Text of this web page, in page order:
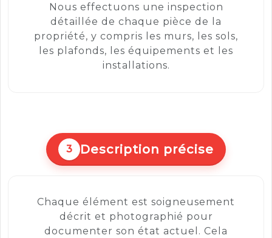
Nous effectuons une inspection
détaillée de chaque pièce de la
propriété, y compris les murs, les sols,
les plafonds, les équipements et les
installations.
3 Description précise
Chaque élément est soigneusement
décrit et photographié pour
documenter son état actuel. Cela